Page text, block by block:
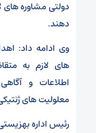
دولتی مشاوره های
دهند.
وی ادامه داد:
های لازم به
اطلاعات و
معلولیت های